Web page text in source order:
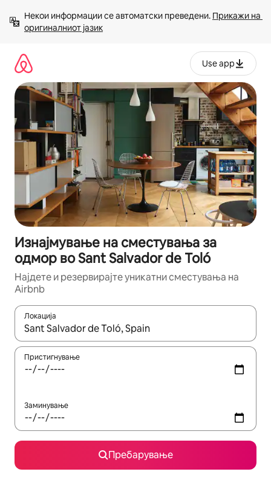
содржина
Некои информации се автоматски преведени. Прикажи на
оригиналниот јазик
Use app
Изнајмување на сместувања за
одмор во Sant Salvador de Toló
Најдете и резервирајте уникатни сместувања на
Airbnb
Локација
Кога резултатите се достапни, движете се со копчињата
Пристигнување
Заминување
Пребарување